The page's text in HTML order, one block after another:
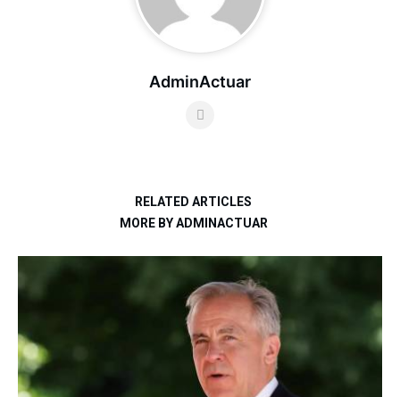
AdminActuar
RELATED ARTICLES
MORE BY ADMINACTUAR